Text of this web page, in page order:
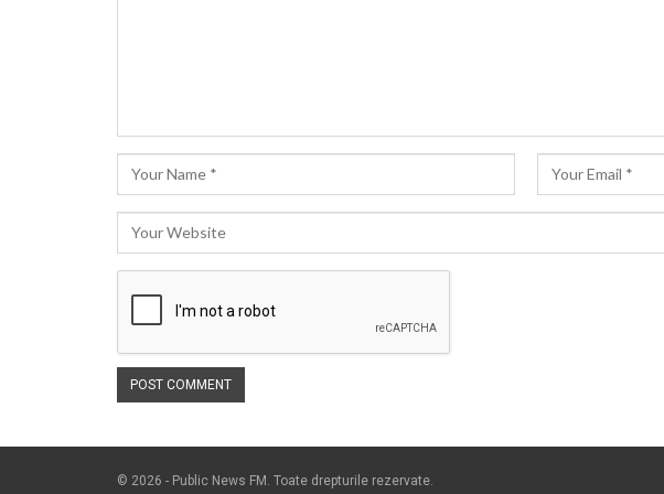
© 2026 - Public News FM. Toate drepturile rezervate.